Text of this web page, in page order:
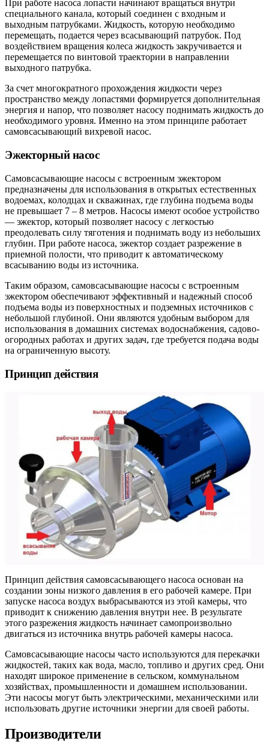
При работе насоса лопасти начинают вращаться внутри
специального канала, который соединен с входным и
выходным патрубками. Жидкость, которую необходимо
перемещать, подается через всасывающий патрубок. Под
воздействием вращения колеса жидкость закручивается и
перемещается по винтовой траектории в направлении
выходного патрубка.
За счет многократного прохождения жидкости через
пространство между лопастями формируется дополнительная
энергия и напор, что позволяет насосу поднимать жидкость до
необходимого уровня. Именно на этом принципе работает
самовсасывающий вихревой насос.
Эжекторный насос
Самовсасывающие насосы с встроенным эжектором
предназначены для использования в открытых естественных
водоемах, колодцах и скважинах, где глубина подъема воды
не превышает 7 – 8 метров. Насосы имеют особое устройство
— эжектор, который позволяет насосу с легкостью
преодолевать силу тяготения и поднимать воду из небольших
глубин. При работе насоса, эжектор создает разрежение в
приемной полости, что приводит к автоматическому
всасыванию воды из источника.
Таким образом, самовсасывающие насосы с встроенным
эжектором обеспечивают эффективный и надежный способ
подъема воды из поверхностных и подземных источников с
небольшой глубиной. Они являются удобным выбором для
использования в домашних системах водоснабжения, садово-
огородных работах и других задач, где требуется подача воды
на ограниченную высоту.
Принцип действия
Принцип действия самовсасывающего насоса основан на
создании зоны низкого давления в его рабочей камере. При
запуске насоса воздух выбрасываются из этой камеры, что
приводит к снижению давления внутри нее. В результате
этого разрежения жидкость начинает самопроизвольно
двигаться из источника внутрь рабочей камеры насоса.
Самовсасывающие насосы часто используются для перекачки
жидкостей, таких как вода, масло, топливо и других сред. Они
находят широкое применение в сельском, коммунальном
хозяйствах, промышленности и домашнем использовании.
Эти насосы могут быть электрическими, механическими или
использовать другие источники энергии для своей работы.
Производители